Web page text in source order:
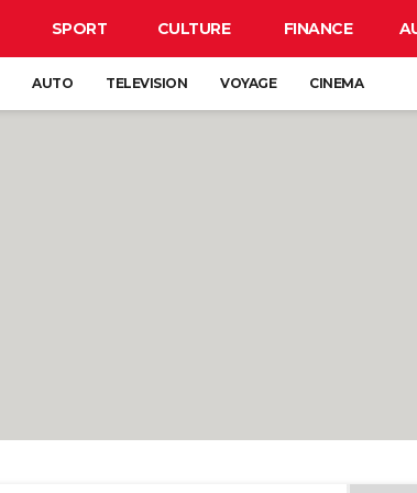
SPORT CULTURE FINANCE
AUTO TELEVISION VOYAGE CINEMA